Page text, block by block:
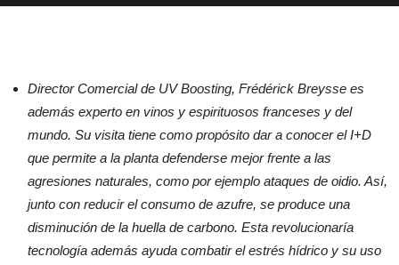
Director Comercial de UV Boosting, Frédérick Breysse es
además experto en vinos y espirituosos franceses y del
mundo. Su visita tiene como propósito dar a conocer el I+D
que permite a la planta defenderse mejor frente a las
agresiones naturales, como por ejemplo ataques de oidio. Así,
junto con reducir el consumo de azufre, se produce una
disminución de la huella de carbono. Esta revolucionaría
tecnología además ayuda combatir el estrés hídrico y su uso